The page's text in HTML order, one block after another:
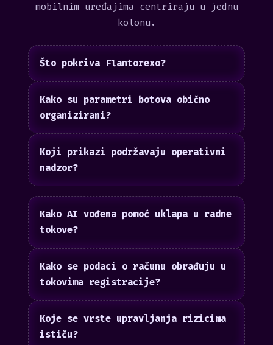
mobilnim uređajima centriraju u jednu
kolonu.
Što pokriva Flantorexo?
Kako su parametri botova obično
organizirani?
Koji prikazi podržavaju operativni
nadzor?
Kako AI vođena pomoć uklapa u radne
tokove?
Kako se podaci o računu obrađuju u
tokovima registracije?
Koje se vrste upravljanja rizicima
ističu?